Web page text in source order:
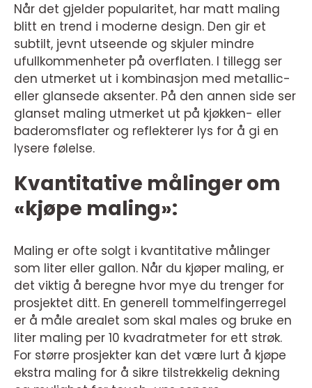
Når det gjelder popularitet, har matt maling
blitt en trend i moderne design. Den gir et
subtilt, jevnt utseende og skjuler mindre
ufullkommenheter på overflaten. I tillegg ser
den utmerket ut i kombinasjon med metallic-
eller glansede aksenter. På den annen side ser
glanset maling utmerket ut på kjøkken- eller
baderomsflater og reflekterer lys for å gi en
lysere følelse.
Kvantitative målinger om
«kjøpe maling»:
Maling er ofte solgt i kvantitative målinger
som liter eller gallon. Når du kjøper maling, er
det viktig å beregne hvor mye du trenger for
prosjektet ditt. En generell tommelfingerregel
er å måle arealet som skal males og bruke en
liter maling per 10 kvadratmeter for ett strøk.
For større prosjekter kan det være lurt å kjøpe
ekstra maling for å sikre tilstrekkelig dekning